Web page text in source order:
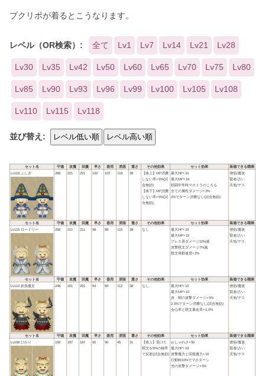
プクリポが着るとこうなります。
レベル（OR検索）: 全て Lv1 Lv7 Lv14 Lv21 Lv28
Lv30 Lv35 Lv42 Lv50 Lv60 Lv65 Lv70 Lv75 Lv80
Lv85 Lv90 Lv93 Lv96 Lv99 Lv100 Lv105 Lv108
Lv110 Lv115 Lv118
並び替え:
セット名 守備 攻魔 回魔 早さ 器用 洒落 重さ その他効果 セット効果
装備できる職業
Lv118 ふしぎ
268 221 221 102 102 118 38
【体上】MP消費
しない率+5%(試
合無効)
【体下】MP消費
しない率+5%(試
合無効)
最大HP+10
最大MP+16
戦闘中常時マホトラのころも
全ての属性ダメージ+3%
2%でターン消費なし(試合無効)
僧侶/魔使
賢者/占い
天地/デス
セット名 守備 攻魔 回魔 早さ 器用 洒落 重さ その他効果 セット効果
装備できる職業
Lv115 ロードリー
258 211 211 98 98 115 38 なし
最大HP+10
最大MP+15
ブレス系ダメージ10%減
攻撃呪文ダメージ7%減
呪文発動速度+2%
僧侶/魔使
賢者/占い
天地/デス
セット名 守備 攻魔 回魔 早さ 器用 洒落 重さ その他効果 セット効果
装備できる職業
Lv110 妖炎魔女
248 201 201 94 94 112 38 なし
最大HP+10
最大MP+10
炎・闇の攻撃ダメージ+5%
2.0%でターン消費なし(試合無効)
会心率と呪文暴走率+1.0%
僧侶/魔使
賢者/占い
天地/デス
セット名 守備 攻魔 回魔 早さ 器用 洒落 重さ その他効果 セット効果
装備できる職業
Lv108 ひかり
192 187 187 90 90 45 31
【体上】受けた
呪文を5%の確率
で反射(試合無効)
おしゃれさ+50
最大HP+10
攻撃魔力と回復魔力+10
行動時10%でマホターン
光の攻撃ダメージ+5%
僧侶/魔使
賢者/占い
天地/デス